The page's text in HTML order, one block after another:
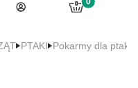
Zaloguj się
Produkty w
Koszyk
PTAKI Pokarmy dla